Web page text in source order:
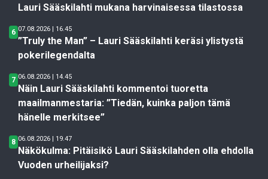
Lauri Sääskilahti mukana harvinaisessa tilastossa
6 07.08.2026 | 16.45
”Truly the Man” – Lauri Sääskilahti keräsi ylistystä
pokerilegendalta
7 06.08.2026 | 14.45
Näin Lauri Sääskilahti kommentoi tuoretta
maailmanmestaria: ”Tiedän, kuinka paljon tämä
hänelle merkitsee”
8 06.08.2026 | 19.47
Näkökulma: Pitäisikö Lauri Sääskilahden olla ehdolla
Vuoden urheilijaksi?